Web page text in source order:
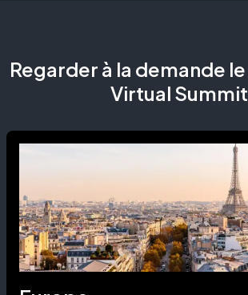
Regarder à la demande le
Virtual Summit